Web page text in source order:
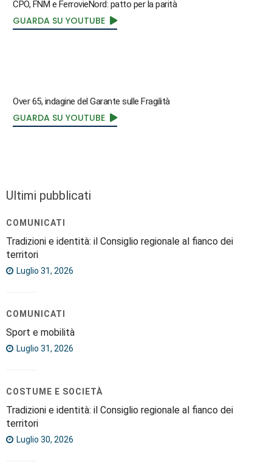
CPO, FNM e FerrovieNord: patto per la parità
GUARDA SU YOUTUBE
Over 65, indagine del Garante sulle Fragilità
GUARDA SU YOUTUBE
Ultimi pubblicati
COMUNICATI
Tradizioni e identità: il Consiglio regionale al fianco dei
territori
Luglio 31, 2026
COMUNICATI
Sport e mobilità
Luglio 31, 2026
COSTUME E SOCIETÀ
Tradizioni e identità: il Consiglio regionale al fianco dei
territori
Luglio 30, 2026